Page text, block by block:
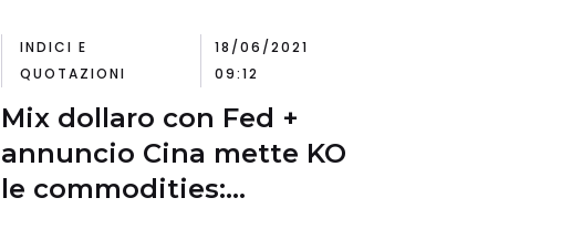
euro-dollaro
INDICI E
QUOTAZIONI
18/06/2021
09:12
Mix dollaro con Fed +
annuncio Cina mette KO
le commodities: